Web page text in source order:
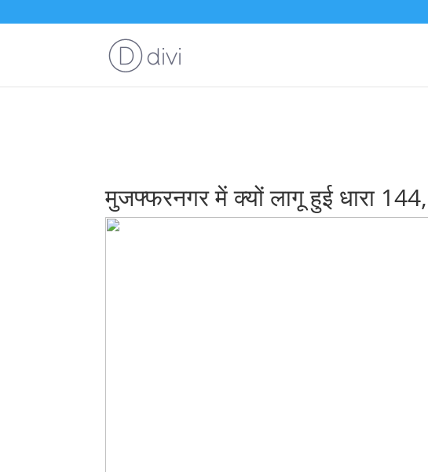
Deprecated: Creation of dynamic property
webstories/include/class/class-init.php
मुजफ्फरनगर में क्यों लागू हुई धारा